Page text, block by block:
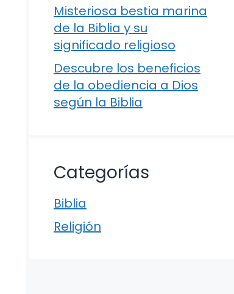
Misteriosa bestia marina
de la Biblia y su
significado religioso
Descubre los beneficios
de la obediencia a Dios
según la Biblia
Categorías
Biblia
Religión